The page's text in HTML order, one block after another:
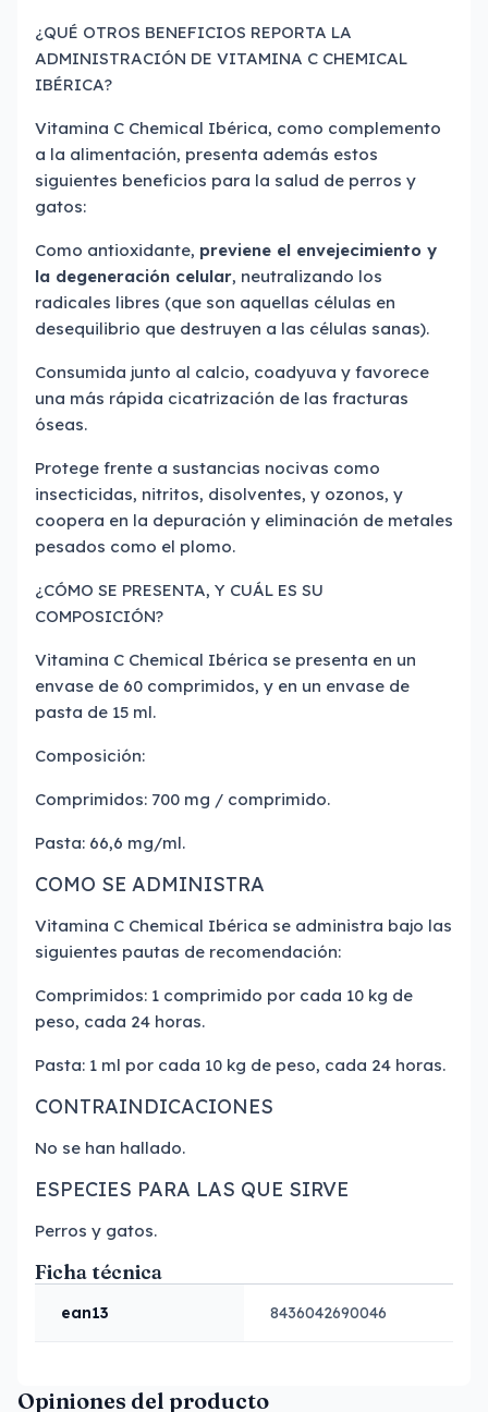
¿QUÉ OTROS BENEFICIOS REPORTA LA
ADMINISTRACIÓN DE VITAMINA C CHEMICAL
IBÉRICA?
Vitamina C Chemical Ibérica, como complemento
a la alimentación, presenta además estos
siguientes beneficios para la salud de perros y
gatos:
Como antioxidante, previene el envejecimiento y
la degeneración celular, neutralizando los
radicales libres (que son aquellas células en
desequilibrio que destruyen a las células sanas).
Consumida junto al calcio, coadyuva y favorece
una más rápida cicatrización de las fracturas
óseas.
Protege frente a sustancias nocivas como
insecticidas, nitritos, disolventes, y ozonos, y
coopera en la depuración y eliminación de metales
pesados como el plomo.
¿CÓMO SE PRESENTA, Y CUÁL ES SU
COMPOSICIÓN?
Vitamina C Chemical Ibérica se presenta en un
envase de 60 comprimidos, y en un envase de
pasta de 15 ml.
Composición:
Comprimidos: 700 mg / comprimido.
Pasta: 66,6 mg/ml.
COMO SE ADMINISTRA
Vitamina C Chemical Ibérica se administra bajo las
siguientes pautas de recomendación:
Comprimidos: 1 comprimido por cada 10 kg de
peso, cada 24 horas.
Pasta: 1 ml por cada 10 kg de peso, cada 24 horas.
CONTRAINDICACIONES
No se han hallado.
ESPECIES PARA LAS QUE SIRVE
Perros y gatos.
Ficha técnica
ean13 8436042690046
Opiniones del producto